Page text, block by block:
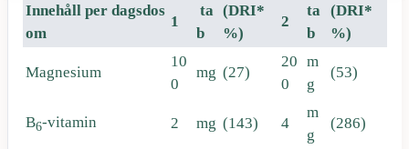
Innehåll per dagsdos
om
1
ta
b
(DRI*
%)
2
ta
b
(DRI*
%)
Magnesium
10
0
mg (27)
20
0
m
g
(53)
B6-vitamin 2 mg (143) 4
m
g
(286)